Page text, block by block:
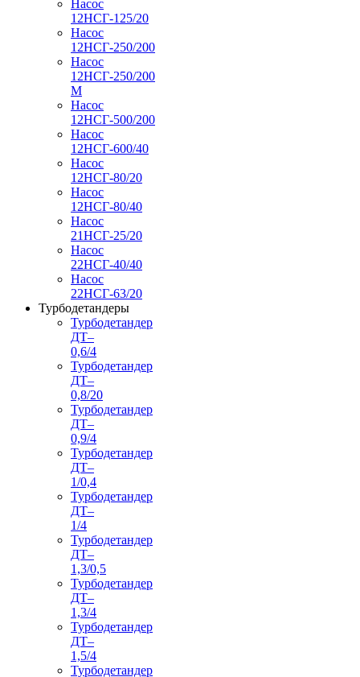
Насос
12НСГ-125/20
Насос
12НСГ-250/200
Насос
12НСГ-250/200
М
Насос
12НСГ-500/200
Насос
12НСГ-600/40
Насос
12НСГ-80/20
Насос
12НСГ-80/40
Насос
21НСГ-25/20
Насос
22НСГ-40/40
Насос
22НСГ-63/20
Турбодетандеры
Турбодетандер
ДТ–
0,6/4
Турбодетандер
ДТ–
0,8/20
Турбодетандер
ДТ–
0,9/4
Турбодетандер
ДТ–
1/0,4
Турбодетандер
ДТ–
1/4
Турбодетандер
ДТ–
1,3/0,5
Турбодетандер
ДТ–
1,3/4
Турбодетандер
ДТ–
1,5/4
Турбодетандер